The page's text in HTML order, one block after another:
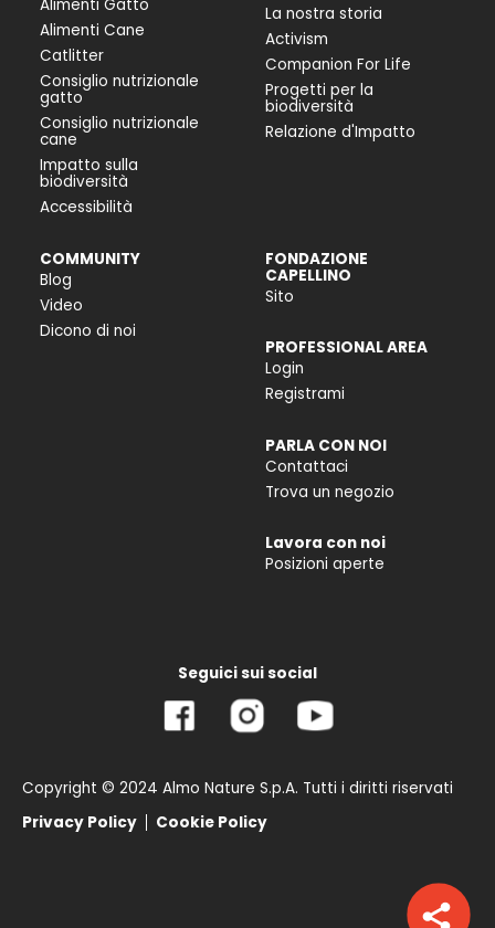
Alimenti Gatto
Alimenti Cane
Catlitter
Consiglio nutrizionale
gatto
Consiglio nutrizionale
cane
Impatto sulla
biodiversità
Accessibilità
La nostra storia
Activism
Companion For Life
Progetti per la
biodiversità
Relazione d'Impatto
COMMUNITY
Blog
Video
Dicono di noi
FONDAZIONE
CAPELLINO
Sito
PROFESSIONAL AREA
Login
Registrami
PARLA CON NOI
Contattaci
Trova un negozio
Lavora con noi
Posizioni aperte
Seguici sui social
Copyright © 2024 Almo Nature S.p.A. Tutti i diritti riservati
Privacy Policy
Cookie Policy